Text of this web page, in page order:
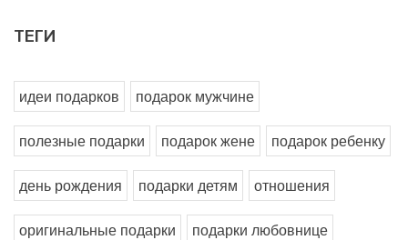
ТЕГИ
идеи подарков подарок мужчине
полезные подарки подарок жене подарок ребенку
день рождения подарки детям отношения
оригинальные подарки подарки любовнице